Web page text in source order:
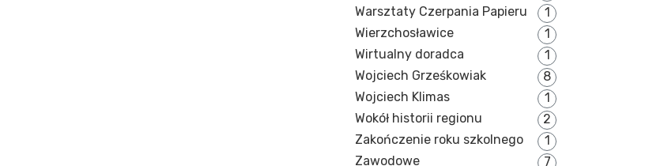
Warsztaty Czerpania Papieru
1
Wierzchosławice
1
Wirtualny doradca
1
Wojciech Grześkowiak
8
Wojciech Klimas
1
Wokół historii regionu
2
Zakończenie roku szkolnego
1
Zawodowe
7